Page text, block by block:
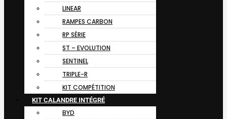
LINEAR
RAMPES CARBON
RP SÉRIE
ST – EVOLUTION
SENTINEL
TRIPLE-R
KIT COMPÉTITION
KIT CALANDRE INTÉGRÉ
BYD